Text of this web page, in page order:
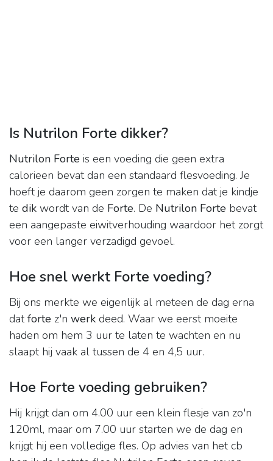
Is Nutrilon Forte dikker?
Nutrilon Forte is een voeding die geen extra
calorieen bevat dan een standaard flesvoeding. Je
hoeft je daarom geen zorgen te maken dat je kindje
te dik wordt van de Forte. De Nutrilon Forte bevat
een aangepaste eiwitverhouding waardoor het zorgt
voor een langer verzadigd gevoel.
Hoe snel werkt Forte voeding?
Bij ons merkte we eigenlijk al meteen de dag erna
datforte z'n werk deed. Waar we eerst moeite
haden om hem 3 uur te laten te wachten en nu
slaapt hij vaak al tussen de 4 en 4,5 uur.
Hoe Forte voeding gebruiken?
Hij krijgt dan om 4.00 uur een klein flesje van zo'n
120ml, maar om 7.00 uur starten we de dag en
krijgt hij een volledige fles. Op advies van het cb